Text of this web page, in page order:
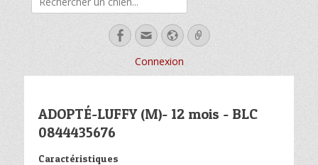
Facebook
EmailSite
web
Link
Connexion
ADOPTÉ-LUFFY (M)- 12 mois - BLC
0844435676
Caractéristiques